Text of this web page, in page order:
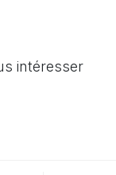
intéresser